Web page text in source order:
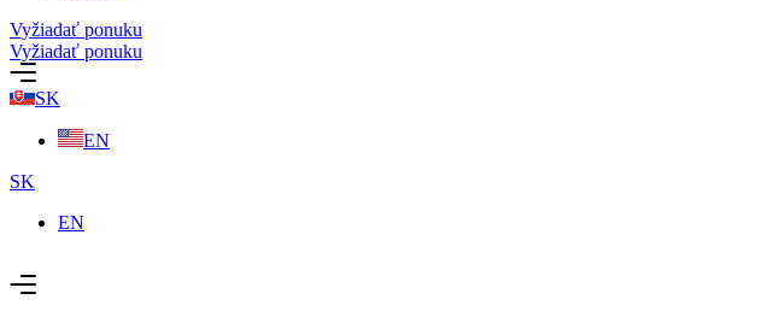
Vyžiadať ponuku
Vyžiadať ponuku
SK
EN
SK
EN